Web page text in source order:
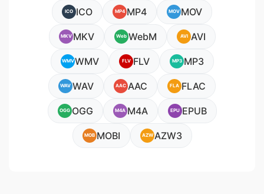
ICO ICO MP4 MP4 MOV MOV
MKV MKV Web WebM AVI AVI
WMVWMV FLV FLV MP3 MP3
WAV WAV AAC AAC FLA FLAC
OGG OGG M4A M4A EPU EPUB
MOB MOBI AZWAZW3